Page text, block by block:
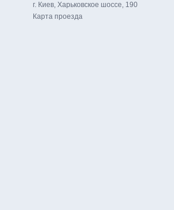
г. Киев, Харьковское шоссе, 190
Карта проезда